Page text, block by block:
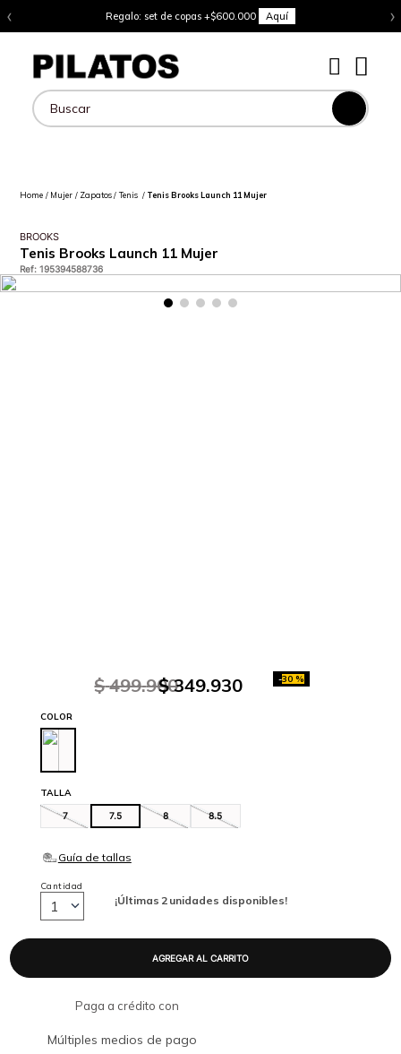
‹ Regalo: set de copas +$600.000 Aquí ›
Buscar
Mujer Zapatos Tenis Tenis Brooks Launch 11 Mujer
BROOKS
Tenis Brooks Launch 11 Mujer
Ref:195394588736
$ 499.900
$ 349.930 -30 %
TALLA
7 7.5 8 8.5
COLOR
¡Últimas 2 unidades disponibles!
Cantidad
1
Paga a crédito con
Múltiples medios de pago